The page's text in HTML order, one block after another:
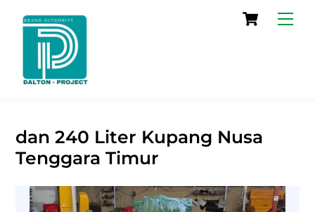
Cart
dan 240 Liter Kupang Nusa
Tenggara Timur